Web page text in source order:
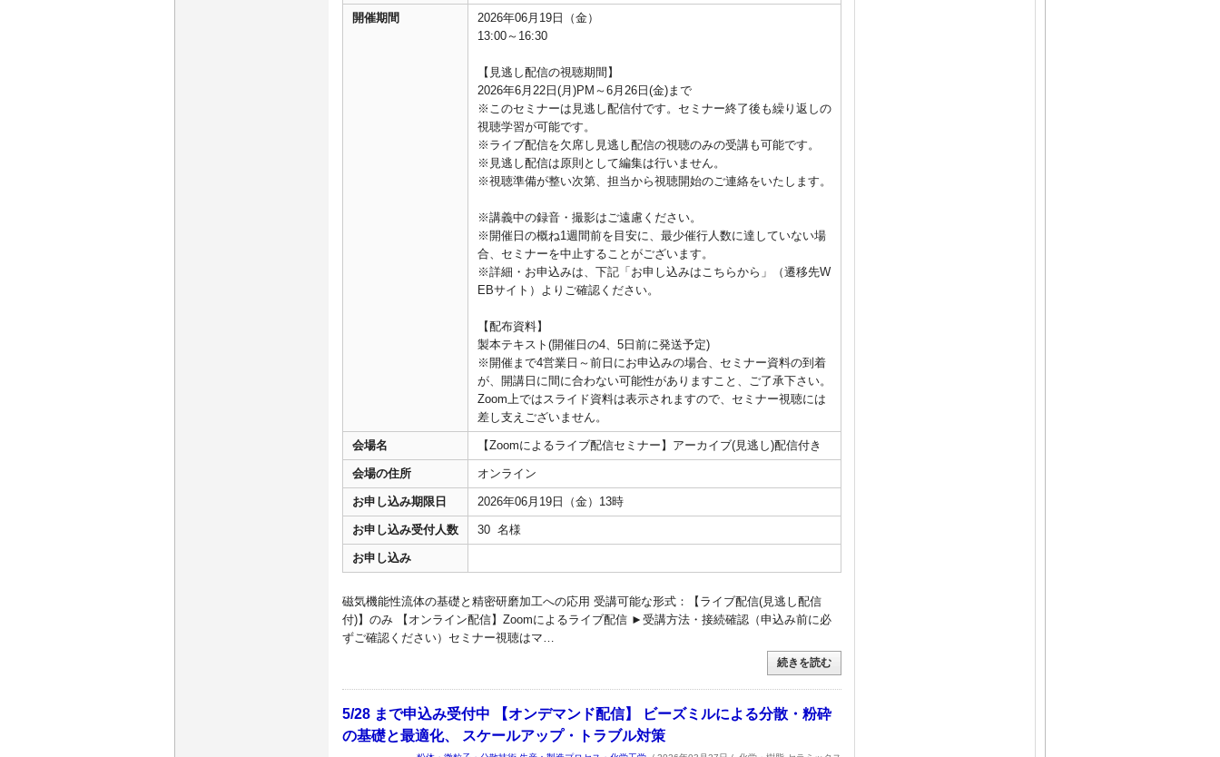
開催期間
2026年06月19日（金）
13:00～16:30
【見逃し配信の視聴期間】
2026年6月22日(月)PM～6月26日(金)まで
※このセミナーは見逃し配信付です。セミナー終了後も繰り返しの
視聴学習が可能です。
※ライブ配信を欠席し見逃し配信の視聴のみの受講も可能です。
※見逃し配信は原則として編集は行いません。
※視聴準備が整い次第、担当から視聴開始のご連絡をいたします。
※講義中の録音・撮影はご遠慮ください。
※開催日の概ね1週間前を目安に、最少催行人数に達していない場
合、セミナーを中止することがございます。
※詳細・お申込みは、下記「お申し込みはこちらから」（遷移先W
EBサイト）よりご確認ください。
【配布資料】
製本テキスト(開催日の4、5日前に発送予定)
※開催まで4営業日～前日にお申込みの場合、セミナー資料の到着
が、開講日に間に合わない可能性がありますこと、ご了承下さい。
Zoom上ではスライド資料は表示されますので、セミナー視聴には
差し支えございません。
会場名 【Zoomによるライブ配信セミナー】アーカイブ(見逃し)配信付き
会場の住所 オンライン
お申し込み期限日 2026年06月19日（金）13時
お申し込み受付人数 30 名様
お申し込み
磁気機能性流体の基礎と精密研磨加工への応用 受講可能な形式：【ライブ配信(見逃し配信
付)】のみ 【オンライン配信】Zoomによるライブ配信 ►受講方法・接続確認（申込み前に必
ずご確認ください）セミナー視聴はマ…
続きを読む
5/28 まで申込み受付中 【オンデマンド配信】 ビーズミルによる分散・粉砕
の基礎と最適化、 スケールアップ・トラブル対策